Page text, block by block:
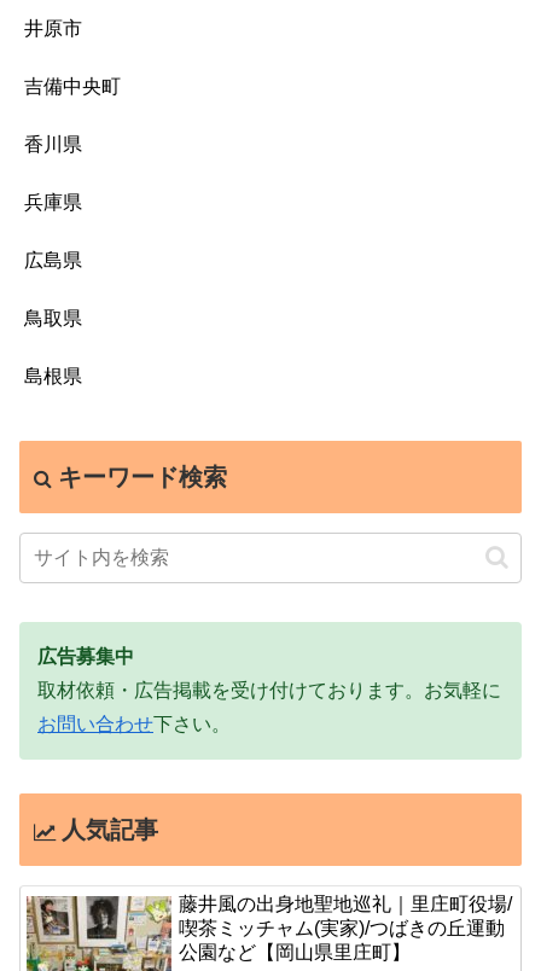
井原市
吉備中央町
香川県
兵庫県
広島県
鳥取県
島根県
キーワード検索
広告募集中
取材依頼・広告掲載を受け付けております。お気軽に
お問い合わせ下さい。
人気記事
藤井風の出身地聖地巡礼｜里庄町役場/
喫茶ミッチャム(実家)/つばきの丘運動
公園など【岡山県里庄町】